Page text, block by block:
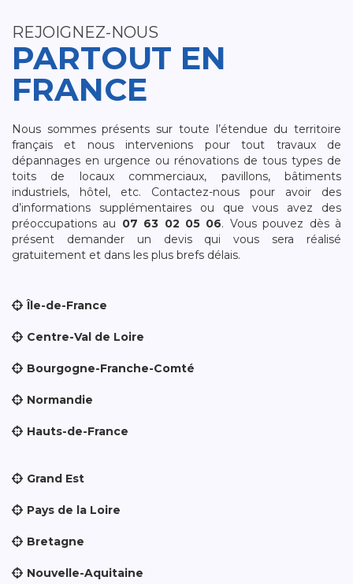
REJOIGNEZ-NOUS
PARTOUT EN
FRANCE
Nous sommes présents sur toute l’étendue du territoire
français et nous intervenions pour tout travaux de
dépannages en urgence ou rénovations de tous types de
toits de locaux commerciaux, pavillons, bâtiments
industriels, hôtel, etc. Contactez-nous pour avoir des
d’informations supplémentaires ou que vous avez des
préoccupations au 07 63 02 05 06. Vous pouvez dès à
présent demander un devis qui vous sera réalisé
gratuitement et dans les plus brefs délais.
Île-de-France
Centre-Val de Loire
Bourgogne-Franche-Comté
Normandie
Hauts-de-France
Grand Est
Pays de la Loire
Bretagne
Nouvelle-Aquitaine